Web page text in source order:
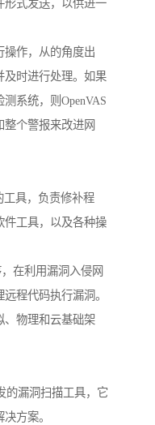
形式发送，以供进一
操作，从的角度出
及时进行处理。如果
系统，则OpenVAS
个警报来改进网
工具，负责修补程
件工具，以及各种操
在利用漏洞入侵网
程代码执行漏洞。
、物理和云基础架
的漏洞扫描工具，它
方案。